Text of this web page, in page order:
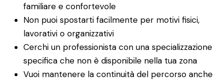
familiare e confortevole
Non puoi spostarti facilmente per motivi fisici,
lavorativi o organizzativi
Cerchi un professionista con una specializzazione
specifica che non è disponibile nella tua zona
Vuoi mantenere la continuità del percorso anche